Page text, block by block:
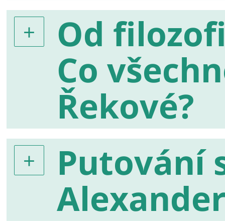
Od
Co
Řekové?
Putování